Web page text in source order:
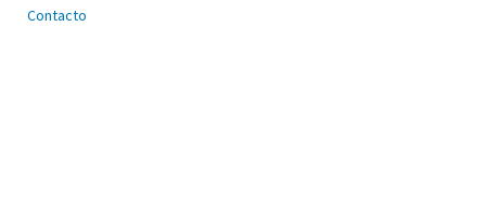
Contacto